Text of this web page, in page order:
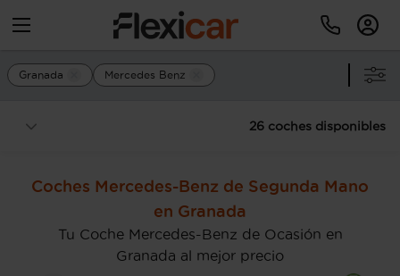
Granada Mercedes Benz
26 coches disponibles
Coches Mercedes-Benz de Segunda Mano
en Granada
Tu Coche Mercedes-Benz de Ocasión en
Granada al mejor precio